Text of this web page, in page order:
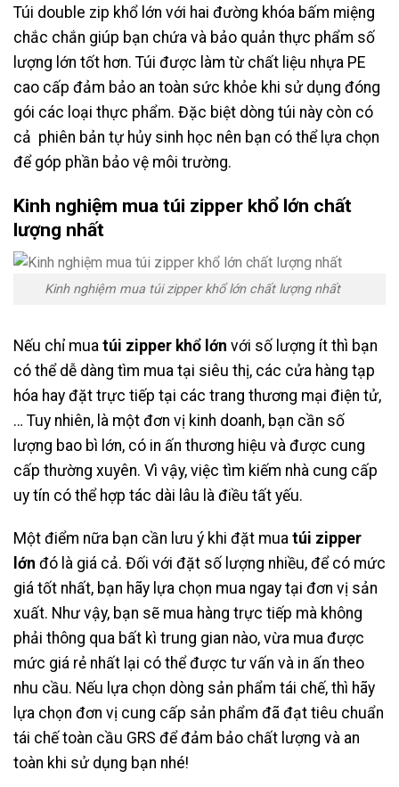
Túi double zip khổ lớn với hai đường khóa bấm miệng
chắc chắn giúp bạn chứa và bảo quản thực phẩm số
lượng lớn tốt hơn. Túi được làm từ chất liệu nhựa PE
cao cấp đảm bảo an toàn sức khỏe khi sử dụng đóng
gói các loại thực phẩm. Đặc biệt dòng túi này còn có
cả phiên bản tự hủy sinh học nên bạn có thể lựa chọn
để góp phần bảo vệ môi trường.
Kinh nghiệm mua túi zipper khổ lớn chất
lượng nhất
Kinh nghiệm mua túi zipper khổ lớn chất lượng nhất
Nếu chỉ mua túi zipper khổ lớn với số lượng ít thì bạn
có thể dễ dàng tìm mua tại siêu thị, các cửa hàng tạp
hóa hay đặt trực tiếp tại các trang thương mại điện tử,
… Tuy nhiên, là một đơn vị kinh doanh, bạn cần số
lượng bao bì lớn, có in ấn thương hiệu và được cung
cấp thường xuyên. Vì vậy, việc tìm kiếm nhà cung cấp
uy tín có thể hợp tác dài lâu là điều tất yếu.
Một điểm nữa bạn cần lưu ý khi đặt mua túi zipper
lớn đó là giá cả. Đối với đặt số lượng nhiều, để có mức
giá tốt nhất, bạn hãy lựa chọn mua ngay tại đơn vị sản
xuất. Như vậy, bạn sẽ mua hàng trực tiếp mà không
phải thông qua bất kì trung gian nào, vừa mua được
mức giá rẻ nhất lại có thể được tư vấn và in ấn theo
nhu cầu. Nếu lựa chọn dòng sản phẩm tái chế, thì hãy
lựa chọn đơn vị cung cấp sản phẩm đã đạt tiêu chuẩn
tái chế toàn cầu GRS để đảm bảo chất lượng và an
toàn khi sử dụng bạn nhé!